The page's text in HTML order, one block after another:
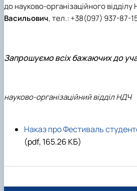
до науково-організаційного
Васильович, тел.: +38(097) 937-87-
Запрошуємо всіх бажаючих до
науково-організаційний відділ НДЧ
Наказ про Фестиваль
(pdf, 165.26 КБ)